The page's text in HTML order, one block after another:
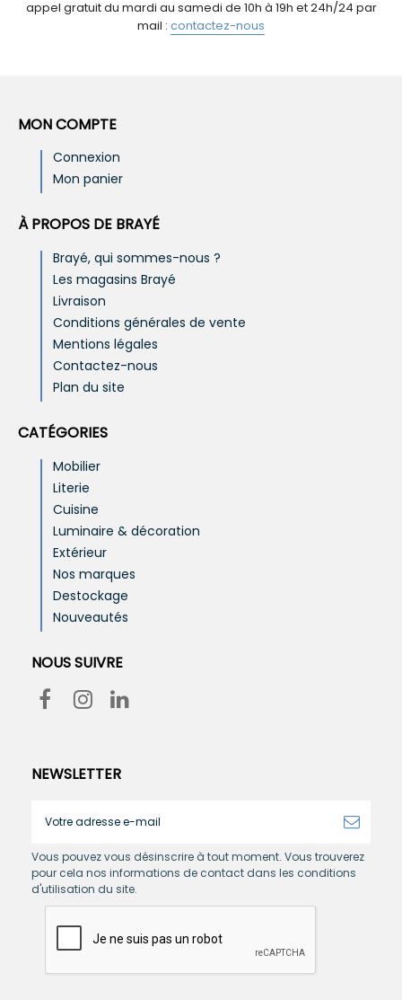
appel gratuit du mardi au samedi de 10h à 19h et 24h/24 par
mail : contactez-nous
MON COMPTE
Connexion
Mon panier
À PROPOS DE BRAYÉ
Brayé, qui sommes-nous ?
Les magasins Brayé
Livraison
Conditions générales de vente
Mentions légales
Contactez-nous
Plan du site
CATÉGORIES
Mobilier
Literie
Cuisine
Luminaire & décoration
Extérieur
Nos marques
Destockage
Nouveautés
NOUS SUIVRE
NEWSLETTER
Vous pouvez vous désinscrire à tout moment. Vous trouverez
pour cela nos informations de contact dans les conditions
d'utilisation du site.